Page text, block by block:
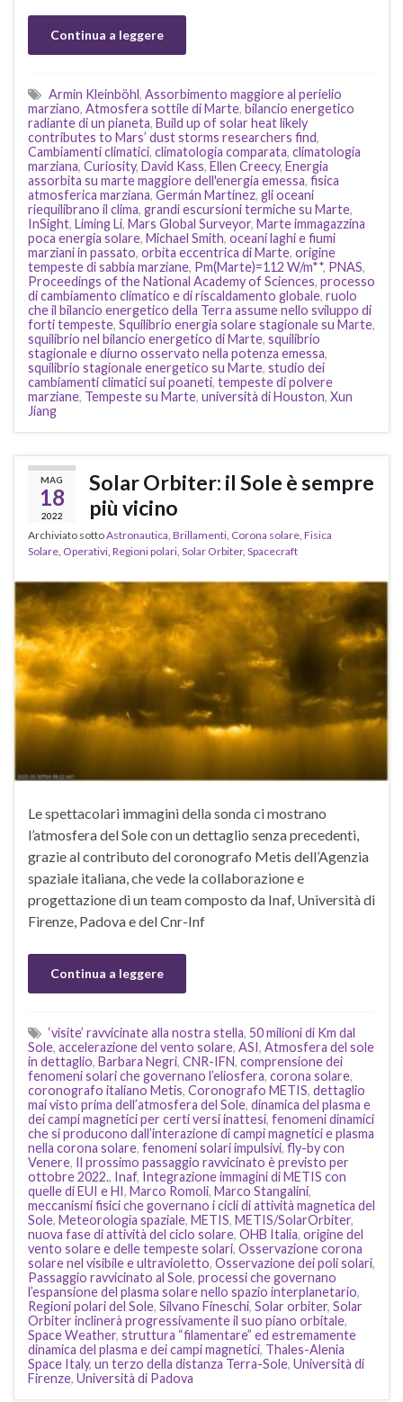
Continua a leggere
Armin Kleinböhl, Assorbimento maggiore al perielio
marziano, Atmosfera sottile di Marte, bilancio energetico
radiante di un pianeta, Build up of solar heat likely
contributes to Mars’ dust storms researchers find,
Cambiamenti climatici, climatologia comparata, climatologia
marziana, Curiosity, David Kass, Ellen Creecy, Energia
assorbita su marte maggiore dell'energia emessa, fisica
atmosferica marziana, Germán Martínez, gli oceani
riequilibrano il clima, grandi escursioni termiche su Marte,
InSight, Liming Li, Mars Global Surveyor, Marte immagazzina
poca energia solare, Michael Smith, oceani laghi e fiumi
marziani in passato, orbita eccentrica di Marte, origine
tempeste di sabbia marziane, Pm(Marte)=112 W/m**, PNAS,
Proceedings of the National Academy of Sciences, processo
di cambiamento climatico e di riscaldamento globale, ruolo
che il bilancio energetico della Terra assume nello sviluppo di
forti tempeste, Squilibrio energia solare stagionale su Marte,
squilibrio nel bilancio energetico di Marte, squilibrio
stagionale e diurno osservato nella potenza emessa,
squilibrio stagionale energetico su Marte, studio dei
cambiamenti climatici sui poaneti, tempeste di polvere
marziane, Tempeste su Marte, università di Houston, Xun
Jiang
MAG
18
2022
Solar Orbiter: il Sole è sempre
più vicino
Archiviato sottoAstronautica Brillamenti Corona solare Fisica
Solare Operativi Regioni polari Solar Orbiter, Spacecraft
Le spettacolari immagini della sonda ci mostrano
l’atmosfera del Sole con un dettaglio senza precedenti,
grazie al contributo del coronografo Metis dell’Agenzia
spaziale italiana, che vede la collaborazione e
progettazione di un team composto da Inaf, Università di
Firenze, Padova e del Cnr-Inf
Continua a leggere
‘visite’ ravvicinate alla nostra stella, 50 milioni di Km dal
Sole, accelerazione del vento solare, ASI, Atmosfera del sole
in dettaglio, Barbara Negri, CNR-IFN, comprensione dei
fenomeni solari che governano l’eliosfera, corona solare,
coronografo italiano Metis, Coronografo METIS, dettaglio
mai visto prima dell’atmosfera del Sole, dinamica del plasma e
dei campi magnetici per certi versi inattesi, fenomeni dinamici
che si producono dall’interazione di campi magnetici e plasma
nella corona solare, fenomeni solari impulsivi, fly-by con
Venere, Il prossimo passaggio ravvicinato è previsto per
ottobre 2022., Inaf, Integrazione immagini di METIS con
quelle di EUI e HI, Marco Romoli, Marco Stangalini,
meccanismi fisici che governano i cicli di attività magnetica del
Sole, Meteorologia spaziale, METIS, METIS/SolarOrbiter,
nuova fase di attività del ciclo solare, OHB Italia, origine del
vento solare e delle tempeste solari, Osservazione corona
solare nel visibile e ultravioletto, Osservazione dei poli solari,
Passaggio ravvicinato al Sole, processi che governano
l’espansione del plasma solare nello spazio interplanetario,
Regioni polari del Sole, Silvano Fineschi, Solar orbiter, Solar
Orbiter inclinerà progressivamente il suo piano orbitale,
Space Weather, struttura “filamentare” ed estremamente
dinamica del plasma e dei campi magnetici, Thales-Alenia
Space Italy, un terzo della distanza Terra-Sole, Università di
Firenze, Università di Padova